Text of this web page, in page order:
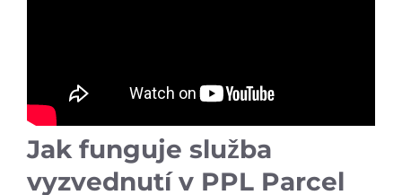
Jak funguje služba
vyzvednutí v PPL Parcel